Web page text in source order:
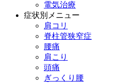
電気治療
症状別メニュー
肩コリ
脊柱管狭窄症
腰痛
肩こり
頭痛
ぎっくり腰